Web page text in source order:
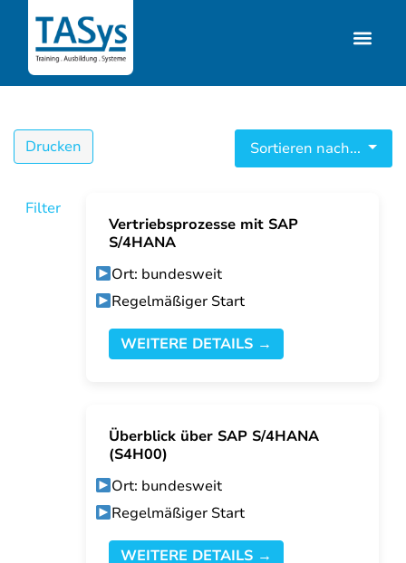
Drucken Sortieren nach...
Filter
Vertriebsprozesse mit SAP
S/4HANA
Ort: bundesweit
Regelmäßiger Start
WEITERE DETAILS →
Überblick über SAP S/4HANA
(S4H00)
Ort: bundesweit
Regelmäßiger Start
WEITERE DETAILS →